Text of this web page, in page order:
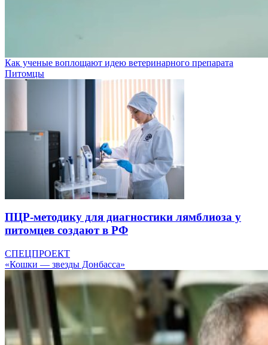
Как ученые воплощают идею ветеринарного препарата
Питомцы
ПЦР-методику для диагностики лямблиоза у
питомцев создают в РФ
СПЕЦПРОЕКТ
«Кошки — звезды Донбасса»